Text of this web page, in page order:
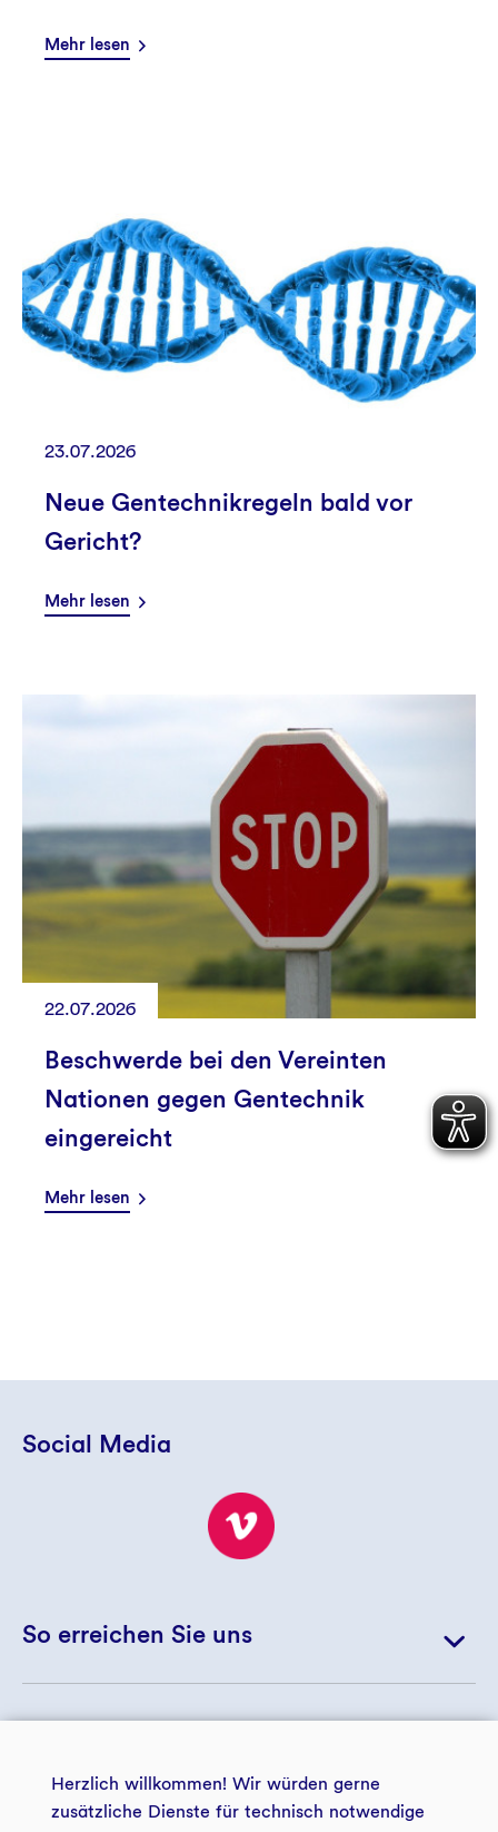
Mehr lesen
23.07.2026
Neue Gentechnikregeln bald vor
Gericht?
Mehr lesen
22.07.2026
Beschwerde bei den Vereinten
Nationen gegen Gentechnik
eingereicht
Mehr lesen
Social Media
So erreichen Sie uns
landwirtschaft@gls-treuhand.de
Herzlich willkommen! Wir würden gerne
zusätzliche Dienste für technisch notwendige